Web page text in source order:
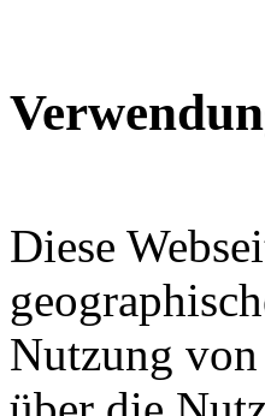
Diese
Nutzung